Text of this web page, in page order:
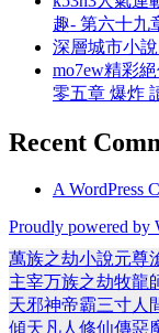
趣- 第六十九
深層城市小
mo7ew精彩
零五章 爆炸
Recent
A WordPress
Proudly powered by
萬族之劫小說元尊
主宰万族之劫牧龍
天邪神帝霸三寸人
傾天 凡人修仙傳惡